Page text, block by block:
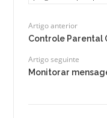
Artigo anterior
Controle Parental
Artigo seguinte
Monitorar